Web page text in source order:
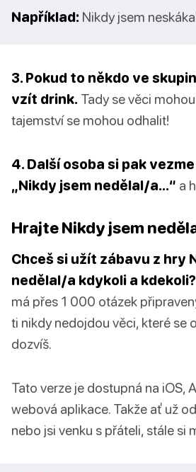
Například: Nikdy jsem
3. Pokud to někdo ve
vzít drink. Tady se věci
tajemství se mohou odhalit!
4. Další osoba si pak
„Nikdy jsem nedělal/a…“ a
Hrajte Nikdy jsem
Chceš si užít zábavu z hry
nedělal/a kdykoli a kdekoli?
má přes 1 000 otázek
ti nikdy nedojdou věci, které se
dozvíš.
Tato verze je dostupná na iOS,
webová aplikace. Takže ať už
nebo jsi venku s přáteli, stále si